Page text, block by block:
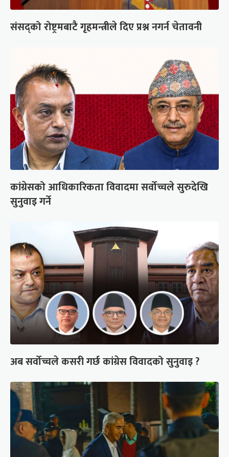
संसद्को रोष्ट्रमबाटै गृहमन्त्रीले दिए प्रश्न नगर्न चेतावनी
कांग्रेसको आधिकारिकता विवादमा सर्वोच्चले सुरुदेखि
सुनुवाइ गर्ने
अब सर्वोच्चले कसरी गर्छ कांग्रेस विवादको सुनुवाइ ?